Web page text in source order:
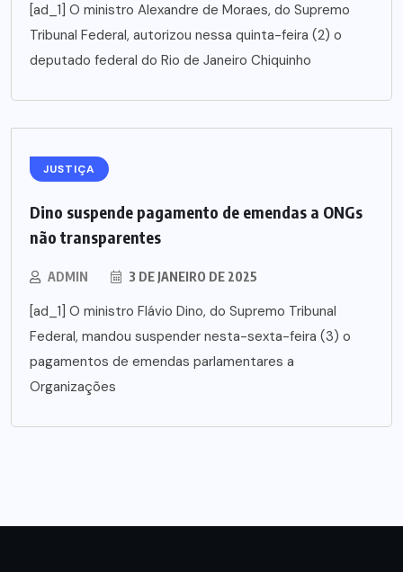
[ad_1] O ministro Alexandre de Moraes, do Supremo
Tribunal Federal, autorizou nessa quinta-feira (2) o
deputado federal do Rio de Janeiro Chiquinho
JUSTIÇA
Dino suspende pagamento de emendas a ONGs
não transparentes
ADMIN 3 DE JANEIRO DE 2025
[ad_1] O ministro Flávio Dino, do Supremo Tribunal
Federal, mandou suspender nesta-sexta-feira (3) o
pagamentos de emendas parlamentares a
Organizações